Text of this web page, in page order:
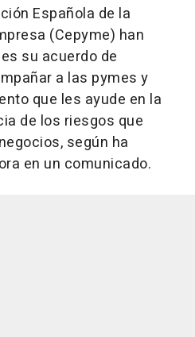
Española de la
(Cepyme) han
su acuerdo de
a las pymes y
que les ayude en la
de los riesgos que
según ha
en un comunicado.